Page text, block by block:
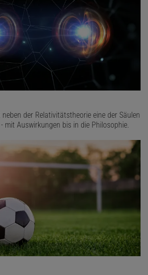
der Relativitätstheorie eine der Säulen
mit Auswirkungen bis in die Philosophie.